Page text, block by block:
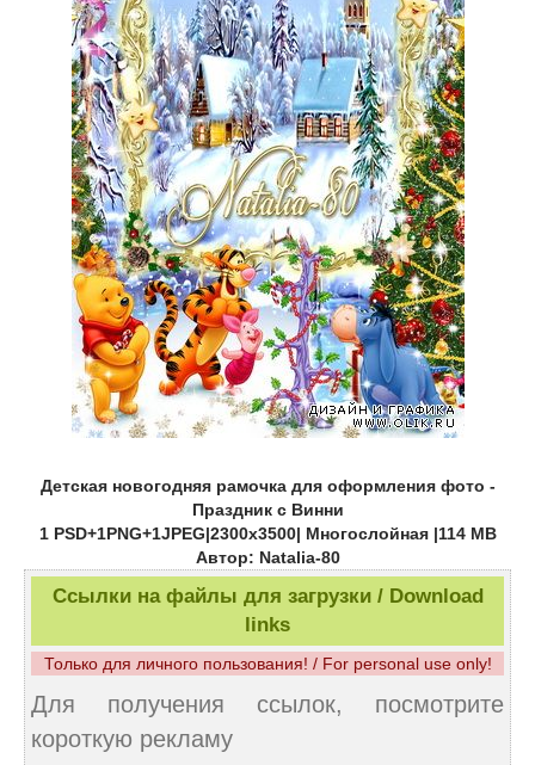
Детская новогодняя рамочка для оформления фото -
Праздник с Винни
1 PSD+1PNG+1JPEG|2300х3500| Многослойная |114 MB
Автор: Natalia-80
Ссылки на файлы для загрузки / Download
links
Только для личного пользования! / For personal use only!
Для получения ссылок, посмотрите
короткую рекламу